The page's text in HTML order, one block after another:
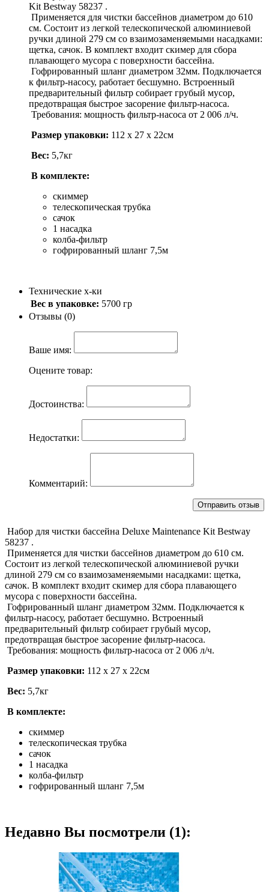
Kit Bestway 58237 .
Применяется для чистки бассейнов диаметром до 610
см. Состоит из легкой телескопической алюминиевой
ручки длиной 279 см со взаимозаменяемыми насадками:
щетка, сачок. В комплект входит скимер для сбора
плавающего мусора с поверхности бассейна.
Гофрированный шланг диаметром 32мм. Подключается
к фильтр-насосу, работает бесшумно. Встроенный
предварительный фильтр собирает грубый мусор,
предотвращая быстрое засорение фильтр-насоса.
Требования: мощность фильтр-насоса от 2 006 л/ч.
Размер упаковки: 112 х 27 х 22см
Вес: 5,7кг
В комплекте:
скиммер
телескопическая трубка
сачок
1 насадка
колба-фильтр
гофрированный шланг 7,5м
Технические х-ки
Вес в упаковке: 5700 гр
Отзывы (0)
Ваше имя:
Оцените товар:
Достоинства:
Недостатки:
Комментарий:
Набор для чистки бассейна Deluxe Maintenance Kit Bestway
58237 .
Применяется для чистки бассейнов диаметром до 610 см.
Состоит из легкой телескопической алюминиевой ручки
длиной 279 см со взаимозаменяемыми насадками: щетка,
сачок. В комплект входит скимер для сбора плавающего
мусора с поверхности бассейна.
Гофрированный шланг диаметром 32мм. Подключается к
фильтр-насосу, работает бесшумно. Встроенный
предварительный фильтр собирает грубый мусор,
предотвращая быстрое засорение фильтр-насоса.
Требования: мощность фильтр-насоса от 2 006 л/ч.
Размер упаковки: 112 х 27 х 22см
Вес: 5,7кг
В комплекте:
скиммер
телескопическая трубка
сачок
1 насадка
колба-фильтр
гофрированный шланг 7,5м
Недавно Вы посмотрели (1):